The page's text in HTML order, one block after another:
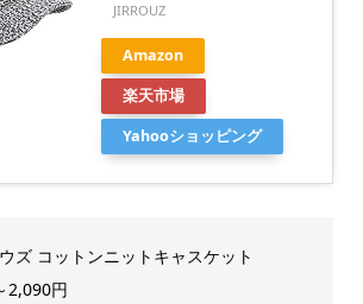
JIRROUZ
Amazon
楽天市場
Yahooショッピング
ズ コットンニットキャスケット
2,090円